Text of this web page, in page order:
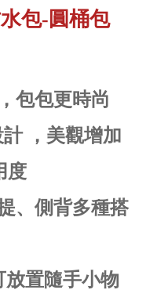
包-圓桶包
包包更時尚
，美觀增加
度
、側背多種搭
放置隨手小物